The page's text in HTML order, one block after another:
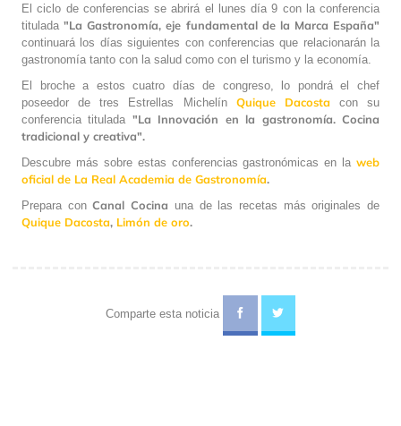
El ciclo de conferencias se abrirá el lunes día 9 con la conferencia
titulada"La Gastronomía, eje fundamental de la Marca España"
continuará los días siguientes con conferencias que relacionarán la
gastronomía tanto con la salud como con el turismo y la economía.
El broche a estos cuatro días de congreso, lo pondrá el chef
poseedor de tres Estrellas Michelín Quique Dacosta con su
conferencia titulada "La Innovación en la gastronomía. Cocina
tradicional y creativa".
Descubre más sobre estas conferencias gastronómicas en la web
oficial de La Real Academia de Gastronomía.
Prepara conCanal Cocina una de las recetas más originales de
Quique Dacosta, Limón de oro.
Comparte esta noticia